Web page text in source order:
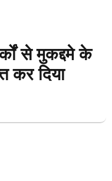
से मुकद्दमे के
कर दिया